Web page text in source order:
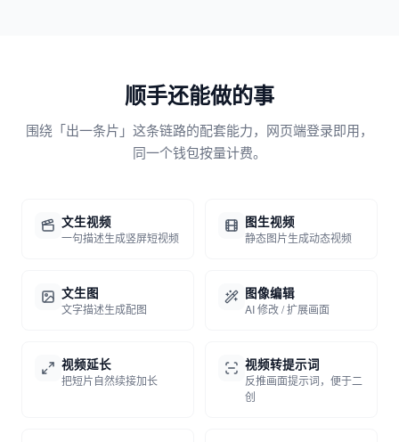
顺手还能做的事
围绕「出一条片」这条链路的配套能力，网页端登录即用，
同一个钱包按量计费。
文生视频
一句描述生成竖屏短视频
图生视频
静态图片生成动态视频
文生图
文字描述生成配图
图像编辑
AI 修改 / 扩展画面
视频延长
把短片自然续接加长
视频转提示词
反推画面提示词，便于二
创